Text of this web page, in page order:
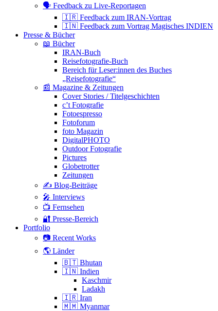
🗣 Feedback zu Live-Reportagen
🇮🇷 Feedback zum IRAN-Vortrag
🇮🇳 Feedback zum Vortrag Magisches INDIEN
Presse & Bücher
📖 Bücher
IRAN-Buch
Reisefotografie-Buch
Bereich für Leser:innen des Buches
„Reisefotografie“
📰 Magazine & Zeitungen
Cover Stories / Titelgeschichten
c’t Fotografie
Fotoespresso
Fotoforum
foto Magazin
DigitalPHOTO
Outdoor Fotografie
Pictures
Globetrotter
Zeitungen
✍️ Blog-Beiträge
🎤 Interviews
📺 Fernsehen
🔐 Presse-Bereich
Portfolio
📷 Recent Works
🌎 Länder
🇧🇹 Bhutan
🇮🇳 Indien
Kaschmir
Ladakh
🇮🇷 Iran
🇲🇲 Myanmar